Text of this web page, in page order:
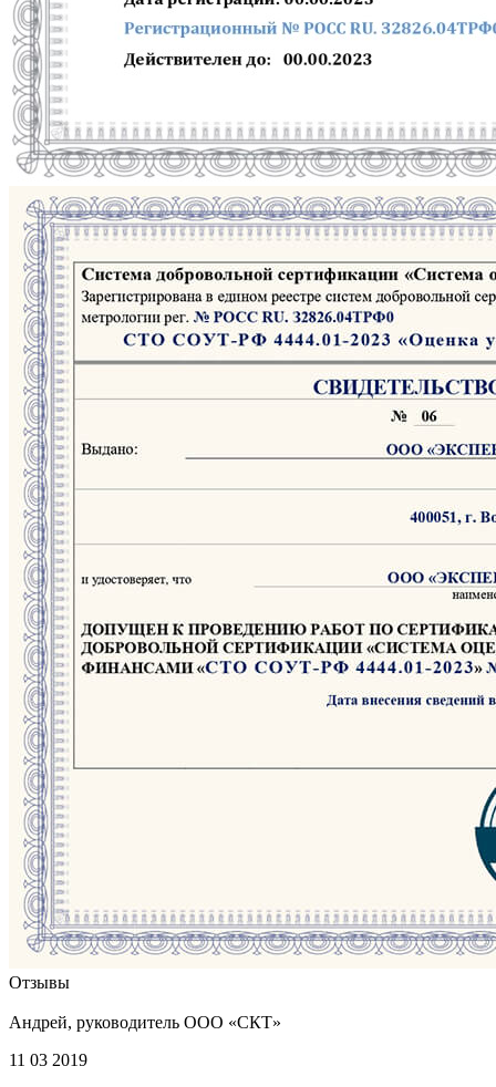
Отзывы
Андрей, руководитель ООО «СКТ»
11 03 2019